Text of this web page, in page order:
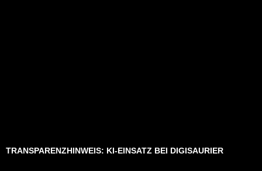
TRANSPARENZHINWEIS: KI-EINSATZ BEI DIGISAURIER